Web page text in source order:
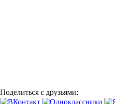
Поделиться с друзьями: